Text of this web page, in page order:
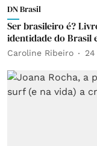
DN Brasil
Ser brasileiro é?
identidade do Brasil
Caroline Ribeiro